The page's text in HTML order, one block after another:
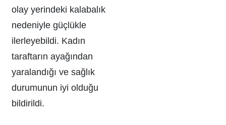
olay yerindeki kalabalık
nedeniyle güçlükle
ilerleyebildi. Kadın
taraftarın ayağından
yaralandığı ve sağlık
durumunun iyi olduğu
bildirildi.